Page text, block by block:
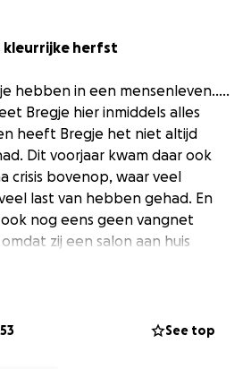
kleurrijke herfst
hebben in een mensenleven…..
Bregje hier inmiddels alles
heeft Bregje het niet altijd
Dit voorjaar kwam daar ook
crisis bovenop, waar veel
last van hebben gehad. En
nog eens geen vangnet
zij een salon aan huis
behoorlijk in.
door een hersenbloeding.
See top